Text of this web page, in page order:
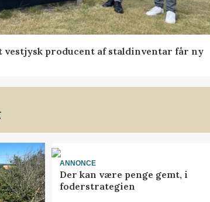
producent af staldinventar får ny
ANNONCE
Der kan være penge gemt, i
foderstrategien